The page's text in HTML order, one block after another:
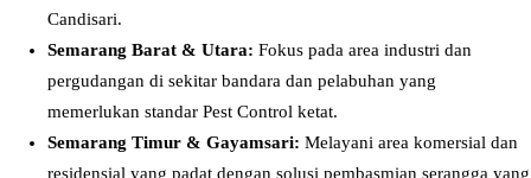
Candisari.
Semarang Barat & Utara: Fokus pada area industri dan
pergudangan di sekitar bandara dan pelabuhan yang
memerlukan standar Pest Control ketat.
Semarang Timur & Gayamsari: Melayani area komersial dan
residensial yang padat dengan solusi pembasmian serangga yang